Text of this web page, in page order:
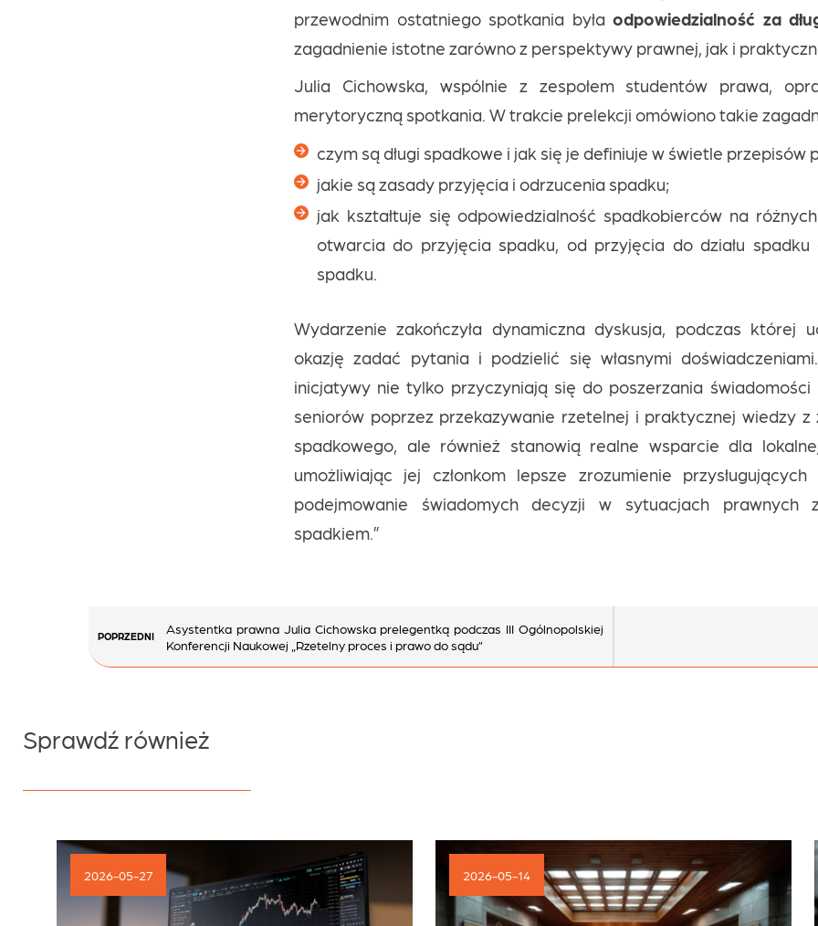
przewodnim ostatniego spotkania była odpowiedzialność za
zagadnienie istotne zarówno z perspektywy prawnej, jak i
Julia Cichowska, wspólnie z zespołem studentów prawa,
merytoryczną spotkania. W trakcie prelekcji omówiono takie
czym są długi spadkowe i jak się je definiuje w świetle przepisów
jakie są zasady przyjęcia i odrzucenia spadku;
jak kształtuje się odpowiedzialność spadkobierców na
otwarcia do przyjęcia spadku, od przyjęcia do działu
spadku.
Wydarzenie zakończyła dynamiczna dyskusja, podczas której
okazję zadać pytania i podzielić się własnymi
inicjatywy nie tylko przyczyniają się do poszerzania świadomości
seniorów poprzez przekazywanie rzetelnej i praktycznej wiedzy z
spadkowego, ale również stanowią realne wsparcie dla lokalnej
umożliwiając jej członkom lepsze zrozumienie
podejmowanie świadomych decyzji w sytuacjach prawnych
spadkiem.”
Nawigacja
wpisu
POPRZEDNI
Asystentka prawna Julia Cichowska prelegentką podczas III Ogólnopolskiej
Konferencji Naukowej „Rzetelny proces i prawo do sądu”
Sprawdź również
2026-05-14 2026-04-30